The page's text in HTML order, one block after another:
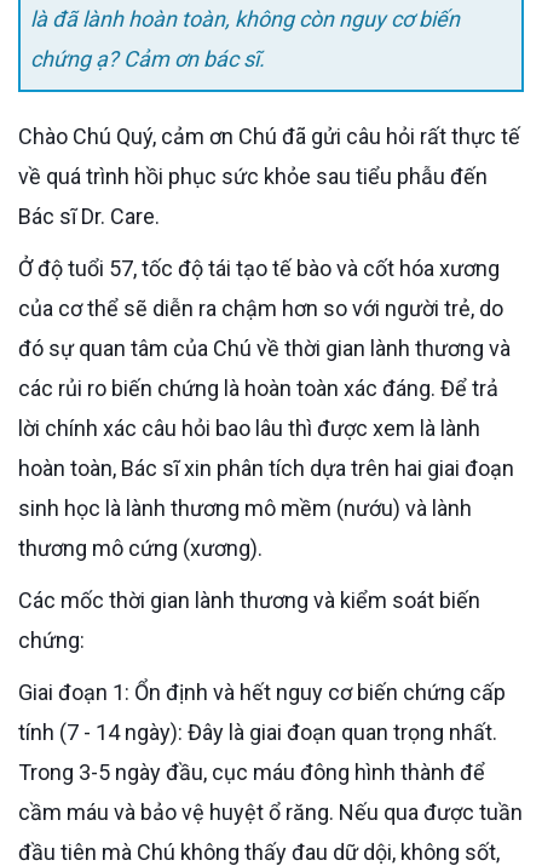
là đã lành hoàn toàn, không còn nguy cơ biến
chứng ạ? Cảm ơn bác sĩ.
Chào Chú Quý, cảm ơn Chú đã gửi câu hỏi rất thực tế
về quá trình hồi phục sức khỏe sau tiểu phẫu đến
Bác sĩ Dr. Care.
Ở độ tuổi 57, tốc độ tái tạo tế bào và cốt hóa xương
của cơ thể sẽ diễn ra chậm hơn so với người trẻ, do
đó sự quan tâm của Chú về thời gian lành thương và
các rủi ro biến chứng là hoàn toàn xác đáng. Để trả
lời chính xác câu hỏi bao lâu thì được xem là lành
hoàn toàn, Bác sĩ xin phân tích dựa trên hai giai đoạn
sinh học là lành thương mô mềm (nướu) và lành
thương mô cứng (xương).
Các mốc thời gian lành thương và kiểm soát biến
chứng:
Giai đoạn 1: Ổn định và hết nguy cơ biến chứng cấp
tính (7 - 14 ngày): Đây là giai đoạn quan trọng nhất.
Trong 3-5 ngày đầu, cục máu đông hình thành để
cầm máu và bảo vệ huyệt ổ răng. Nếu qua được tuần
đầu tiên mà Chú không thấy đau dữ dội, không sốt,